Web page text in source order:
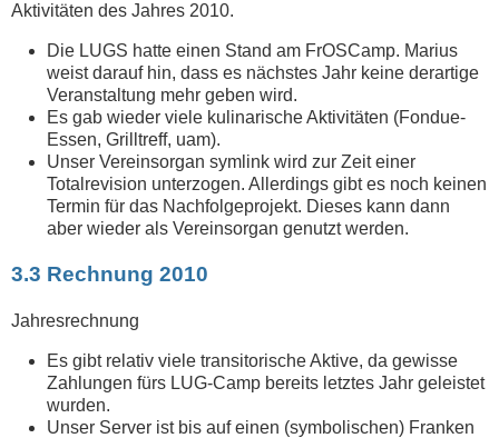
Aktivitäten des Jahres 2010.
Die LUGS hatte einen Stand am FrOSCamp. Marius
weist darauf hin, dass es nächstes Jahr keine derartige
Veranstaltung mehr geben wird.
Es gab wieder viele kulinarische Aktivitäten (Fondue-
Essen, Grilltreff, uam).
Unser Vereinsorgan symlink wird zur Zeit einer
Totalrevision unterzogen. Allerdings gibt es noch keinen
Termin für das Nachfolgeprojekt. Dieses kann dann
aber wieder als Vereinsorgan genutzt werden.
3.3 Rechnung 2010
Jahresrechnung
Es gibt relativ viele transitorische Aktive, da gewisse
Zahlungen fürs LUG-Camp bereits letztes Jahr geleistet
wurden.
Unser Server ist bis auf einen (symbolischen) Franken